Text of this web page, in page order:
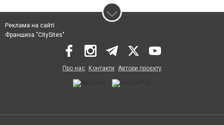
Реклама на сайті
Франшиза "CitySites"
Про нас Контакти Автори проєкту